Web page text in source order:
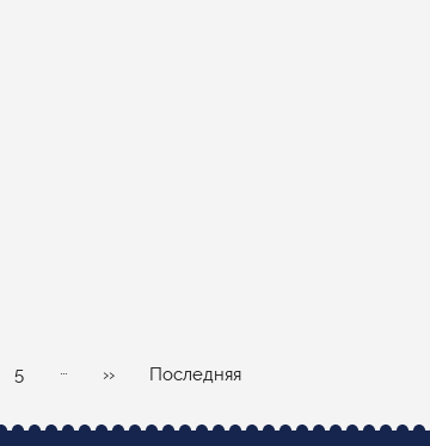
Page
5 …
Следующая
››
Последняя
Последняя